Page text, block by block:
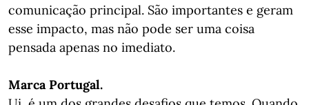
comunicação principal. São importantes e geram
esse impacto, mas não pode ser uma coisa
pensada apenas no imediato.
Marca Portugal.